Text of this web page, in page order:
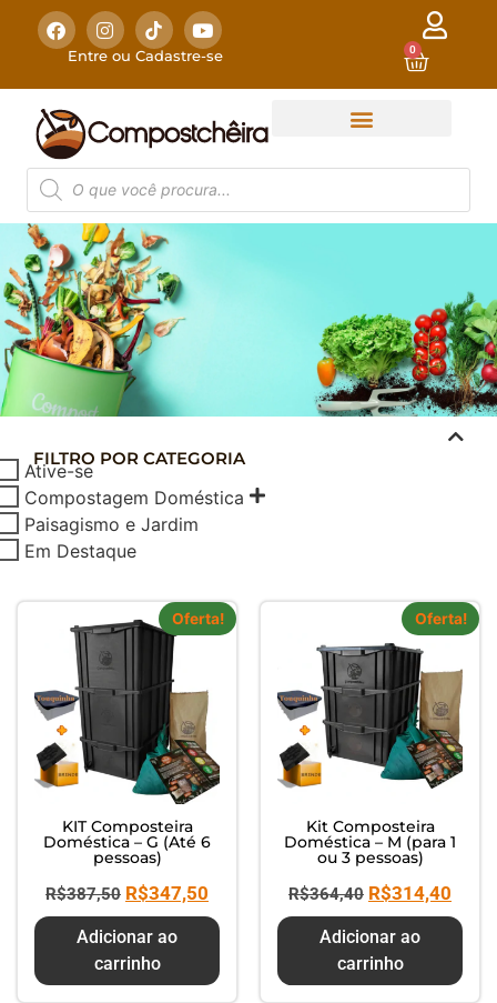
Entre ou Cadastre-se 0
COMPOSTAGEM
Composte seus Resíduos - Trate
seu Jardim - Cuide do Planeta
FILTRO POR CATEGORIA
Ative-se
Compostagem Doméstica
Paisagismo e Jardim
Em Destaque
Oferta!
KIT Composteira
Doméstica – G (Até 6
pessoas)
R$387,50 R$347,50
Adicionar ao
carrinho
Oferta!
Kit Composteira
Doméstica – M (para 1
ou 3 pessoas)
R$364,40 R$314,40
Adicionar ao
carrinho